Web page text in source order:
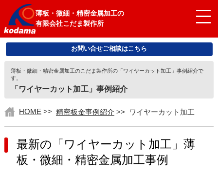
薄板・微細・精密金属加工の
有限会社こだま製作所
お問い合せご相談はこちら
薄板・微細・精密金属加工のこだま製作所の「ワイヤーカット加工」事例紹介で
す。
「ワイヤーカット加工」事例紹介
HOME >> 精密板金事例紹介 >> ワイヤーカット加工
最新の「ワイヤーカット加工」薄
板・微細・精密金属加工事例